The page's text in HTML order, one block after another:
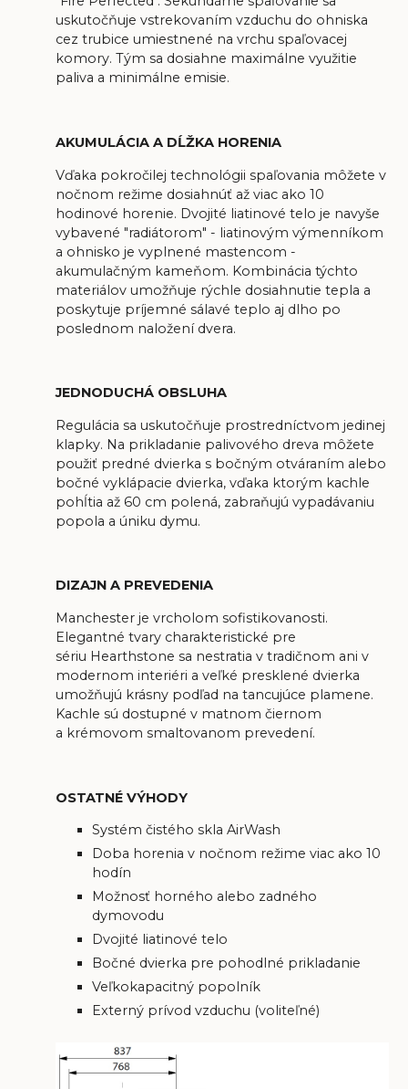
uskutočňuje vstrekovaním vzduchu do ohniska
cez trubice umiestnené na vrchu spaľovacej
komory. Tým sa dosiahne maximálne využitie
paliva a minimálne emisie.
AKUMULÁCIA A DĹŽKA HORENIA
Vďaka pokročilej technológii spaľovania môžete v
nočnom režime dosiahnúť až viac ako 10
hodinové horenie. Dvojité liatinové telo je navyše
vybavené "radiátorom" - liatinovým výmenníkom
a ohnisko je vyplnené mastencom -
akumulačným kameňom. Kombinácia týchto
materiálov umožňuje rýchle dosiahnutie tepla a
poskytuje príjemné sálavé teplo aj dlho po
poslednom naložení dvera.
JEDNODUCHÁ OBSLUHA
Regulácia sa uskutočňuje prostredníctvom jedinej
klapky. Na prikladanie palivového dreva môžete
použiť predné dvierka s bočným otváraním alebo
bočné vyklápacie dvierka, vďaka ktorým kachle
pohĺtia až 60 cm polená, zabraňujú vypadávaniu
popola a úniku dymu.
DIZAJN A PREVEDENIA
Manchester je vrcholom sofistikovanosti.
Elegantné tvary charakteristické pre
sériu Hearthstone sa nestratia v tradičnom ani v
modernom interiéri a veľké presklené dvierka
umožňujú krásny podľad na tancujúce plamene.
Kachle sú dostupné v matnom čiernom
a krémovom smaltovanom prevedení.
OSTATNÉ VÝHODY
Systém čistého skla AirWash
Doba horenia v nočnom režime viac ako 10
hodín
Možnosť horného alebo zadného
dymovodu
Dvojité liatinové telo
Bočné dvierka pre pohodlné prikladanie
Veľkokapacitný popolník
Externý prívod vzduchu (voliteľné)